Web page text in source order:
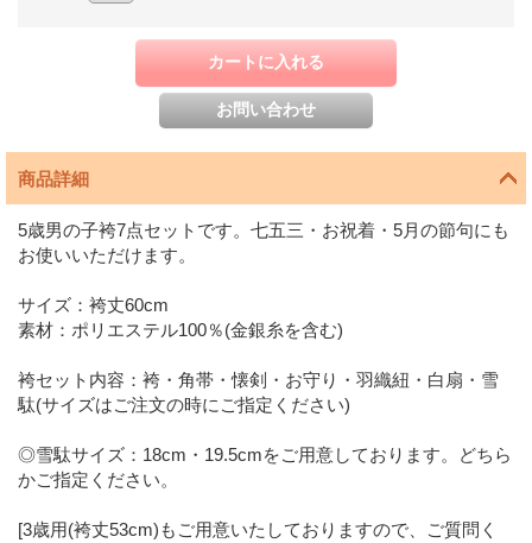
商品詳細
5歳男の子袴7点セットです。七五三・お祝着・5月の節句にも
お使いいただけます。
サイズ：袴丈60cm
素材：ポリエステル100％(金銀糸を含む)
袴セット内容：袴・角帯・懐剣・お守り・羽織紐・白扇・雪
駄(サイズはご注文の時にご指定ください)
◎雪駄サイズ：18cm・19.5cmをご用意しております。どちら
かご指定ください。
[3歳用(袴丈53cm)もご用意いたしておりますので、ご質問く